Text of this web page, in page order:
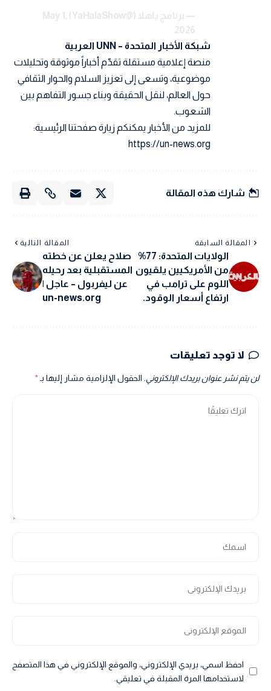
— برنامج ياهلا (@YaHalaShow)
May 1,
2026
شبكة الأخبار المتحدة – UNN العربية
منصة إعلامية مستقلة تقدّم أخباراً موثوقة وتحليلات
موضوعية، وتسعى إلى تعزيز السلام والحوار الثقافي
حول العالم، لنقل الحقيقة وبناء جسور التفاهم بين
الشعوب.
للمزيد من الأخبار يمكنكم زيارة صفحتنا الرئيسية:
https://un-news.org
شارك هذه المقالة
المقالة السابقة
الولايات المتحدة: 77%
من الأمريكيين يلقيون
اللوم على ترامب في
ارتفاع أسعار الوقود.
المقالة التالية
صلاح يعلن عن خطته
المستقبلية بعد رحيله
عن ليفربول – عاجل |
un-news.org
لا توجد تعليقات
لن يتم نشر عنوان بريدك الإلكتروني. الحقول الإلزامية مشار إليها بـ
احفظ اسمي، بريدي الإلكتروني، والموقع الإلكتروني في هذا المتصفح
لاستخدامها المرة المقبلة في تعليقي.